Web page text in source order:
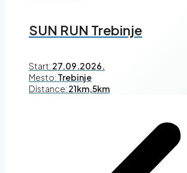
SUN RUN Trebinje
Start: 27.09.2026.
Mesto: Trebinje
Distance: 21km,5km